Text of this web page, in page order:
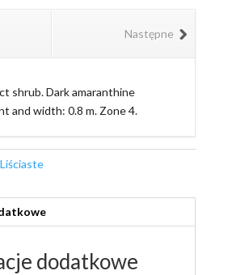
Następne
shrub. Dark amaranthine
and width: 0.8 m. Zone 4.
dodatkowe